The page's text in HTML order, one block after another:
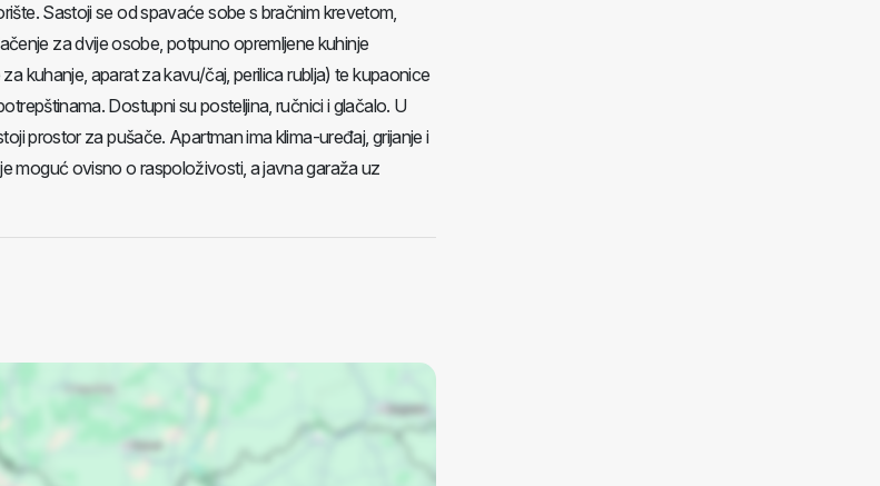
Sastoji se od spavaće sobe s bračnim krevetom,
za dvije osobe, potpuno opremljene kuhinje
kuhanje, aparat za kavu/čaj, perilica rublja) te kupaonice
Dostupni su posteljina, ručnici i glačalo. U
prostor za pušače. Apartman ima klima-uređaj, grijanje i
moguć ovisno o raspoloživosti, a javna garaža uz